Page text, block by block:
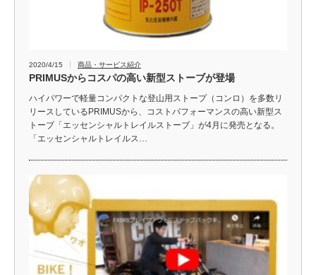
2020/4/15 商品・サービス紹介
PRIMUSからコスパの高い新型ストーブが登場
ハイパワーで軽量コンパクトな登山用ストープ（コンロ）を多数リ
リースしているPRIMUSから、コストパフォーマンスの高い新型ス
トーブ「エッセンシャルトレイルストーブ」が4月に発売となる。
「エッセンシャルトレイルス…